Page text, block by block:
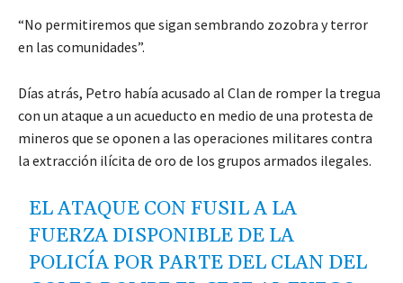
“No permitiremos que sigan sembrando zozobra y terror
en las comunidades”.
Días atrás, Petro había acusado al Clan de romper la tregua
con un ataque a un acueducto en medio de una protesta de
mineros que se oponen a las operaciones militares contra
la extracción ilícita de oro de los grupos armados ilegales.
EL ATAQUE CON FUSIL A LA
FUERZA DISPONIBLE DE LA
POLICÍA POR PARTE DEL CLAN DEL